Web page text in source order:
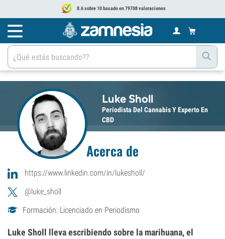
8.6 sobre 10 basado en 79708 valoraciones
Luke Sholl
Periodista Del Cannabis Y Experto En
CBD
Acerca de
https://www.linkedin.com/in/lukesholl/
@luke_sholl
Formación: Licenciado en Periodismo
Luke Sholl lleva escribiendo sobre la marihuana, el